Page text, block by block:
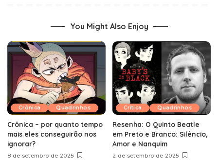
You Might Also Enjoy
Crônica Quadrinhos
Crônica – por quanto tempo
mais eles conseguirão nos
ignorar?
8 de setembro de 2025
Crítica Quadrinhos
Resenha: O Quinto Beatle
em Preto e Branco: Silêncio,
Amor e Nanquim
2 de setembro de 2025